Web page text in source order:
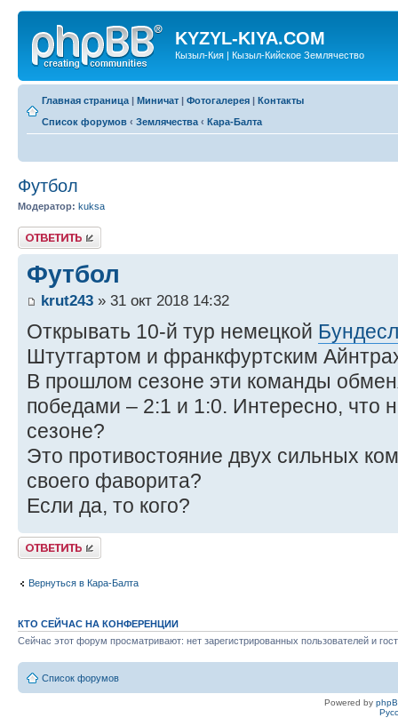
KYZYL-KIYA.COM
Кызыл-Кия | Кызыл-Кийское Землячество
Главная страница | Миничат | Фотогалерея | Контакты
Список форумов ‹ Землячества ‹ Кара-Балта
Футбол
Модератор: kuksa
Ответить
Футбол
krut243 » 31 окт 2018 14:32
Открывать 10-й тур немецкой
Штутгартом и франкфуртским
В прошлом сезоне эти команды
победами – 2:1 и 1:0. Интересно, что
сезоне?
Это противостояние двух сильных
своего фаворита?
Если да, то кого?
Ответить
Вернуться в Кара-Балта
КТО СЕЙЧАС НА КОНФЕРЕНЦИИ
Сейчас этот форум просматривают: нет зарегистрированных пользователей и
Список форумов
Powered by